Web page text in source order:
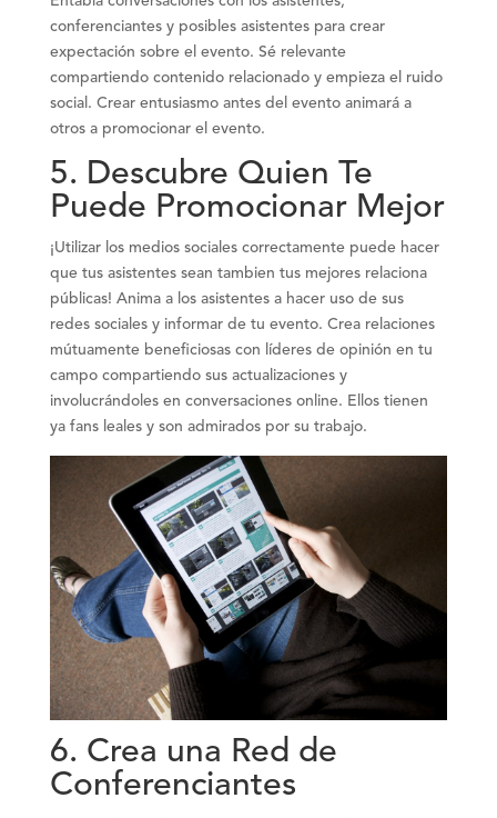
conferenciantes y posibles asistentes para crear
expectación sobre el evento. Sé relevante
compartiendo contenido relacionado y empieza el ruido
social. Crear entusiasmo antes del evento animará a
otros a promocionar el evento.
5. Descubre Quien Te
Puede Promocionar Mejor
¡Utilizar los medios sociales correctamente puede hacer
que tus asistentes sean tambien tus mejores relaciona
públicas! Anima a los asistentes a hacer uso de sus
redes sociales y informar de tu evento. Crea relaciones
mútuamente beneficiosas con líderes de opinión en tu
campo compartiendo sus actualizaciones y
involucrándoles en conversaciones online. Ellos tienen
ya fans leales y son admirados por su trabajo.
6. Crea una Red de
Conferenciantes